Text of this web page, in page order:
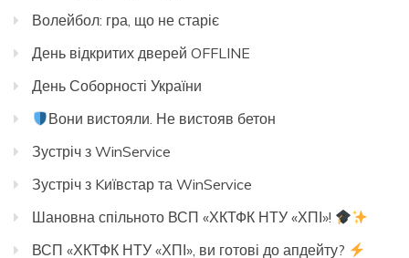
Волейбол: гра, що не старіє
День відкритих дверей OFFLINE
День Соборності України
Вони вистояли. Не вистояв бетон
Зустріч з WinService
Зустріч з Kиївстар та WinService
Шановна спільното ВСП «ХКТФК НТУ «ХПІ»!
ВСП «ХКТФК НТУ «ХПІ», ви готові до апдейту?